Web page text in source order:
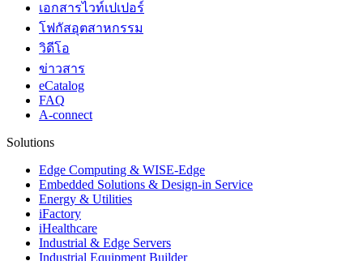
เอกสารไวท์เปเปอร์
โฟกัสอุตสาหกรรม
วิดีโอ
ข่าวสาร
eCatalog
FAQ
A-connect
Solutions
Edge Computing & WISE-Edge
Embedded Solutions & Design-in Service
Energy & Utilities
iFactory
iHealthcare
Industrial & Edge Servers
Industrial Equipment Builder